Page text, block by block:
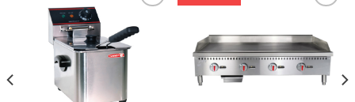
Añadir
a la
lista de
deseos